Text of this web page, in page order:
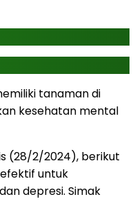
tanaman di
kesehatan mental
(28/2/2024), berikut
untuk
depresi. Simak